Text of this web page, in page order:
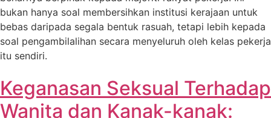
bukan hanya soal membersihkan institusi kerajaan untuk
bebas daripada segala bentuk rasuah, tetapi lebih kepada
soal pengambilalihan secara menyeluruh oleh kelas pekerja
itu sendiri.
Keganasan Seksual Terhadap
Wanita dan Kanak-kanak: